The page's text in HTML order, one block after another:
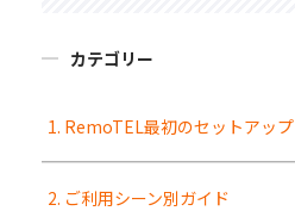
カテゴリー
1. RemoTEL最初のセットアップ
2. ご利用シーン別ガイド